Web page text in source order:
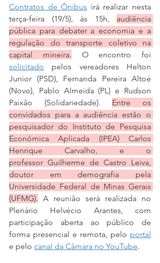
Contratos de Ônibus irá realizar nesta
terça-feira (19/5), às 15h, audiência
pública para debater a economia e a
regulação do transporte coletivo na
capital mineira.
solicitado pelos vereadores Helton
Junior (PSD), Fernanda Pereira Altoé
(Novo), Pablo Almeida (PL) e Rudson
Paixão (Solidariedade). Entre os
convidados para a audiência estão o
pesquisador do Instituto de Pesquisa
Econômica Aplicada (IPEA) Carlos
Henrique Carvalho, e o
professor Guilherme de Castro Leiva,
doutor em demografia pela
Universidade Federal de Minas Gerais
(UFMG). A reunião será realizada no
Plenário Helvécio Arantes, com
participação aberta ao público de
forma presencial e remota, pelo portal
e pelo canal da Câmara no YouTube.